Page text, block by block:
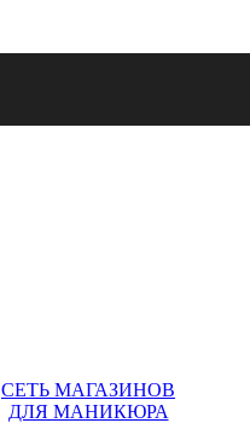
СЕТЬ МАГАЗИНОВ
ДЛЯ МАНИКЮРА